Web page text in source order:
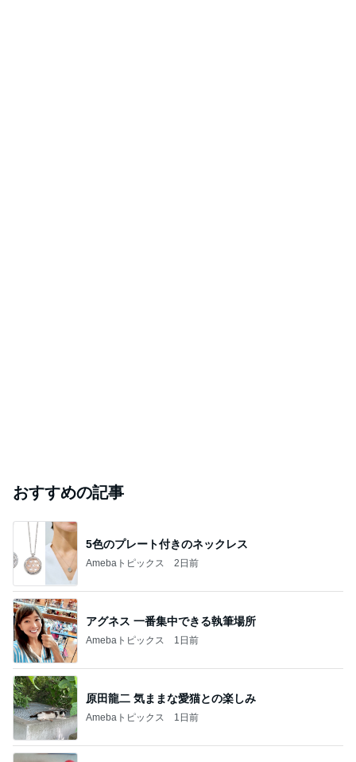
おすすめの記事
5色のプレート付きのネックレス
Amebaトピックス 2日前
アグネス 一番集中できる執筆場所
Amebaトピックス 1日前
原田龍二 気ままな愛猫との楽しみ
Amebaトピックス 1日前